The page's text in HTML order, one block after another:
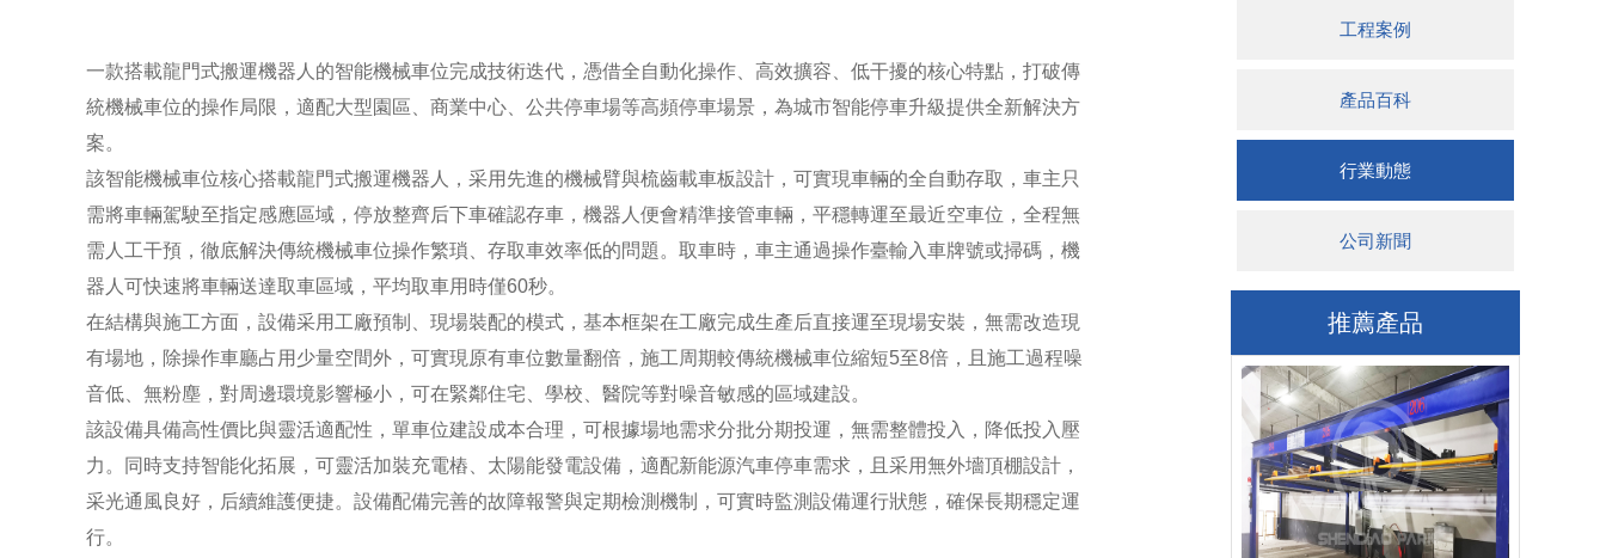
工程案例
產品百科
行業動態
公司新聞
推薦產品
一款搭載龍門式搬運機器人的智能機械車位完成技術迭代，憑借全自動化操作、高效擴容、低干擾的核心特點，打破傳
統機械車位的操作局限，適配大型園區、商業中心、公共停車場等高頻停車場景，為城市智能停車升級提供全新解決方
案。
該智能機械車位核心搭載龍門式搬運機器人，采用先進的機械臂與梳齒載車板設計，可實現車輛的全自動存取，車主只
需將車輛駕駛至指定感應區域，停放整齊后下車確認存車，機器人便會精準接管車輛，平穩轉運至最近空車位，全程無
需人工干預，徹底解決傳統機械車位操作繁瑣、存取車效率低的問題。取車時，車主通過操作臺輸入車牌號或掃碼，機
器人可快速將車輛送達取車區域，平均取車用時僅60秒。
在結構與施工方面，設備采用工廠預制、現場裝配的模式，基本框架在工廠完成生產后直接運至現場安裝，無需改造現
有場地，除操作車廳占用少量空間外，可實現原有車位數量翻倍，施工周期較傳統機械車位縮短5至8倍，且施工過程噪
音低、無粉塵，對周邊環境影響極小，可在緊鄰住宅、學校、醫院等對噪音敏感的區域建設。
該設備具備高性價比與靈活適配性，單車位建設成本合理，可根據場地需求分批分期投運，無需整體投入，降低投入壓
力。同時支持智能化拓展，可靈活加裝充電樁、太陽能發電設備，適配新能源汽車停車需求，且采用無外墻頂棚設計，
采光通風良好，后續維護便捷。設備配備完善的故障報警與定期檢測機制，可實時監測設備運行狀態，確保長期穩定運
行。